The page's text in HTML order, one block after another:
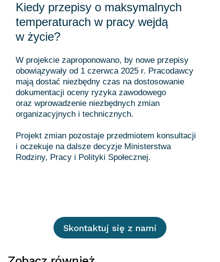
Kiedy przepisy o maksymalnych
temperaturach w pracy wejdą
w życie?
W projekcie zaproponowano, by nowe przepisy
obowiązywały od 1 czerwca 2025 r. Pracodawcy
mają dostać niezbędny czas na dostosowanie
dokumentacji oceny ryzyka zawodowego
oraz wprowadzenie niezbędnych zmian
organizacyjnych i technicznych.
Projekt zmian pozostaje przedmiotem konsultacji
i oczekuje na dalsze decyzje Ministerstwa
Rodziny, Pracy i Polityki Społecznej.
Skontaktuj się z nami